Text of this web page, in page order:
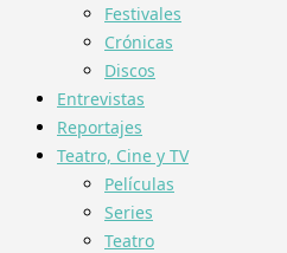
Festivales
Crónicas
Discos
Entrevistas
Reportajes
Teatro, Cine y TV
Películas
Series
Teatro